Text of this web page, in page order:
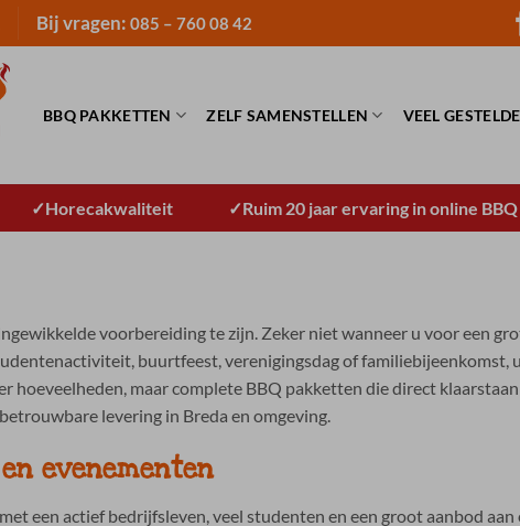
Bij vragen: 085 – 760 08 42
BBQ PAKKETTEN ZELF SAMENSTELLEN VEEL
Horecakwaliteit Ruim 20 jaar ervaring in online BBQ
voorbereiding te zijn. Zeker niet wanneer u voor een
buurtfeest, verenigingsdag of familiebijeenkomst,
hoeveelheden, maar complete BBQ pakketten die direct
levering in Breda en omgeving.
evenementen
een actief bedrijfsleven, veel studenten en een groot aanbod